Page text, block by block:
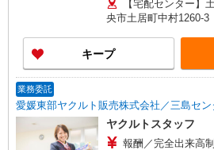
最大限に考慮します。
のある方、お気軽にお
入補償／月10万円（
月間
【宅配センター】
央市土居町中村1260-3
キープ
業務委託
愛媛東部ヤクルト販売株式会社／三島セン
ヤクルトスタッフ
報酬／完全出来高